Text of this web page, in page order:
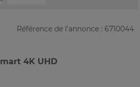
Référence de l'annonce : 6710044
4K UHD